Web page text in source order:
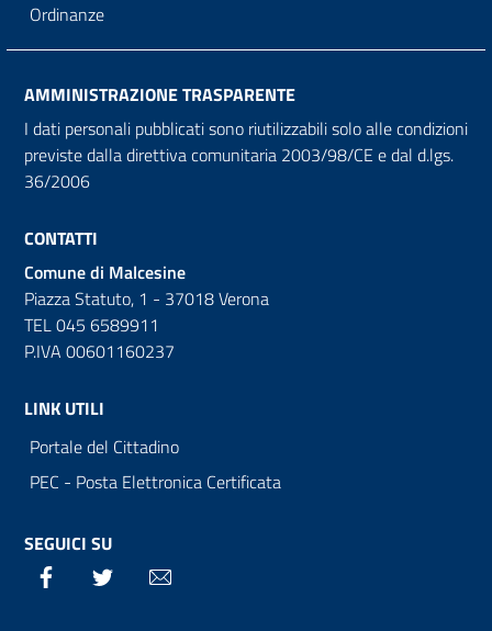
Ordinanze
AMMINISTRAZIONE TRASPARENTE
I dati personali pubblicati sono riutilizzabili solo alle condizioni
previste dalla direttiva comunitaria 2003/98/CE e dal d.lgs.
36/2006
CONTATTI
Comune di Malcesine
Piazza Statuto, 1 - 37018 Verona
TEL 045 6589911
P.IVA 00601160237
LINK UTILI
Portale del Cittadino
PEC - Posta Elettronica Certificata
SEGUICI SU
Facebook Twitter